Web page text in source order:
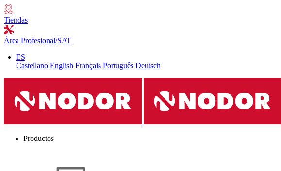
Tiendas
Área Profesional/SAT
ES
Castellano English Français Português Deutsch
Productos